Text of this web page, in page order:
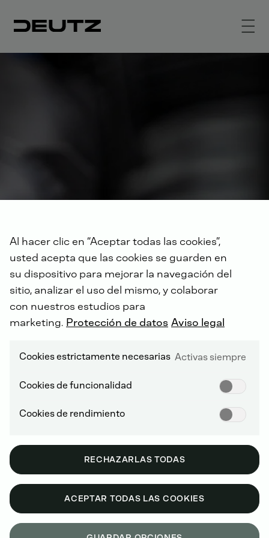
MÓVIL
Motores de encendido por
chispa de gran tamaño
(LSIE)
Al hacer clic en “Aceptar todas las cookies”,
usted acepta que las cookies se guarden en
su dispositivo para mejorar la navegación del
sitio, analizar el uso del mismo, y colaborar
con nuestros estudios para
marketing. Protección de datos Aviso legal
Cookies estrictamente necesarias Activas siempre
Cookies de funcionalidad
Cookies de rendimiento
RECHAZARLAS TODAS
ACEPTAR TODAS LAS COOKIES